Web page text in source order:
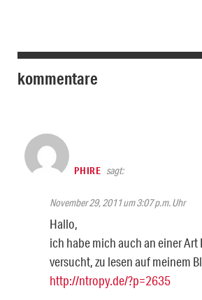
kommentare
PHIRE sagt:
November 29, 2011 um 3:07 p.m. Uhr
Hallo,
ich habe mich auch an einer Art
versucht, zu lesen auf meinem
http://ntropy.de/?p=2635